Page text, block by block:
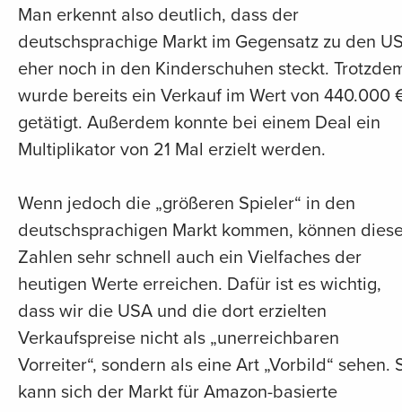
Man erkennt also deutlich, dass der
deutschsprachige Markt im Gegensatz zu den
eher noch in den Kinderschuhen steckt.
wurde bereits ein Verkauf im Wert von 440.000
getätigt. Außerdem konnte bei einem Deal ein
Multiplikator von 21 Mal erzielt werden.
Wenn jedoch die „größeren Spieler“ in den
deutschsprachigen Markt kommen, können
Zahlen sehr schnell auch ein Vielfaches der
heutigen Werte erreichen. Dafür ist es wichtig,
dass wir die USA und die dort erzielten
Verkaufspreise nicht als „unerreichbaren
Vorreiter“, sondern als eine Art „Vorbild“ sehen.
kann sich der Markt für Amazon-basierte